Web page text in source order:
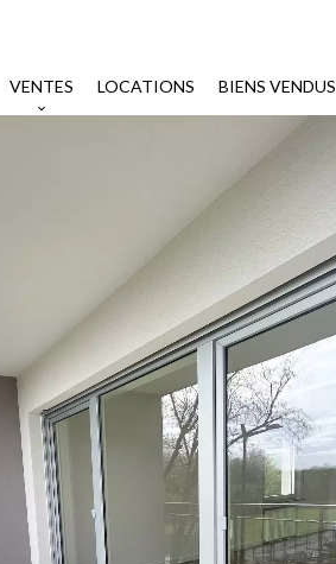
VENTES LOCATIONS BIENS VENDUS